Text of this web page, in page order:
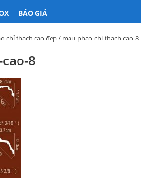
BÁO GIÁ
chỉ thạch cao đẹp/ mau-phao-chi-thach-cao-8
8